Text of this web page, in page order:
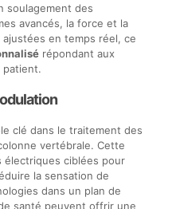
soulagement des
avancés, la force et la
en temps réel, ce
répondant aux
patient.
clé dans le traitement des
vertébrale. Cette
électriques ciblées pour
la sensation de
dans un plan de
santé peuvent offrir une